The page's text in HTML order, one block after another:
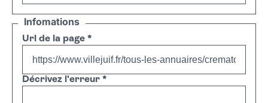
Infomations
Url de la page *
Décrivez l'erreur *